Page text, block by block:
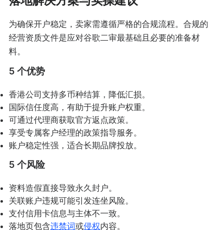
为确保开户稳定，卖家需遵循严格的合规流程。合规的
经营资质文件是应对谷歌二审最基础且必要的准备材
料。
5 个优势
香港公司支持多币种结算，降低汇损。
国际信任度高，有助于提升账户权重。
可通过代理商获取官方返点政策。
享受专属客户经理的政策指导服务。
账户稳定性强，适合长期品牌投放。
5 个风险
资料造假直接导致永久封户。
关联账户违规可能引发连坐风险。
支付信用卡信息与主体不一致。
落地页包含违禁词或侵权内容。